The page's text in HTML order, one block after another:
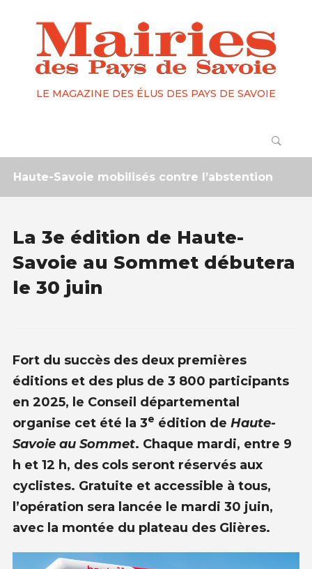
LE MAGAZINE DES ÉLUS DES PAYS DE SAVOIE
Savoie mobilisés contre l’abstention
La 3e édition de Haute-
Savoie au Sommet débutera
le 30 juin
Fort du succès des deux premières
éditions et des plus de 3 800 participants
en 2025, le Conseil départemental
organise cet été la 3e édition de Haute-
Savoie au Sommet. Chaque mardi, entre 9
h et 12 h, des cols seront réservés aux
cyclistes. Gratuite et accessible à tous,
l’opération sera lancée le mardi 30 juin,
avec la montée du plateau des Glières.